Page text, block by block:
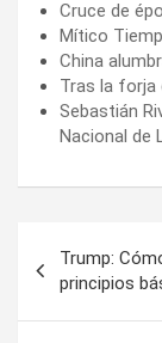
Cruce de
Mítico
China
Tras la forja
Sebastián
Nacional de
de
entradas
Trump:
principios